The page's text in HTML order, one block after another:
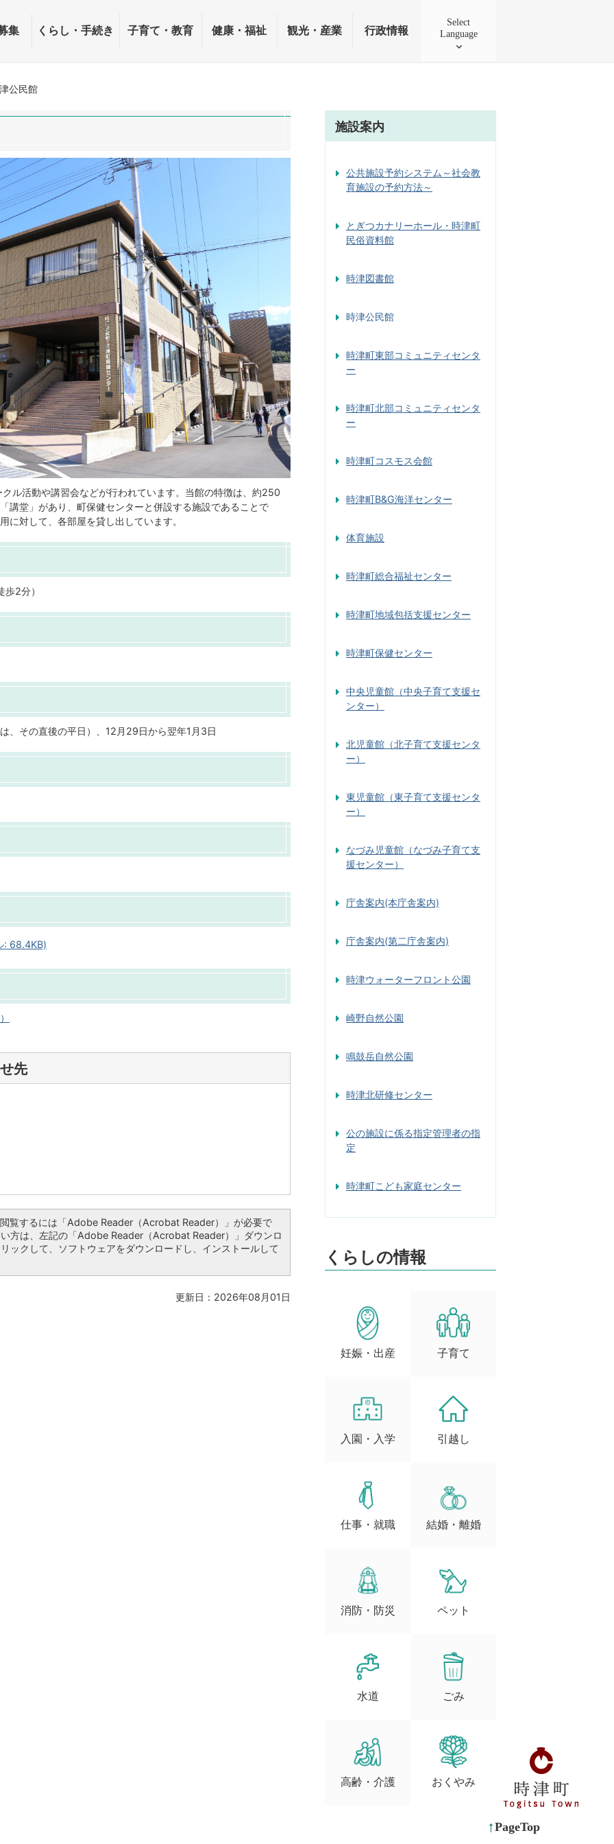
集 くらし・手続き 子育て・教育 健康・福祉 観光・産業 行政情報
Select
Language
公民館
ル活動や講習会などが行われています。当館の特徴は、約250
講堂」があり、町保健センターと併設する施設であることで
に対して、各部屋を貸し出しています。
2分）
、その直後の平日）、12月29日から翌年1月3日
: 68.4KB)
先
覧するには「Adobe Reader（Acrobat Reader）」が必要で
方は、左記の「Adobe Reader（Acrobat Reader）」ダウンロ
ックして、ソフトウェアをダウンロードし、インストールして
更新日：2026年08月01日
施設案内
公共施設予約システム～社会教
育施設の予約方法～
とぎつカナリーホール・時津町
民俗資料館
時津図書館
時津公民館
時津町東部コミュニティセンタ
ー
時津町北部コミュニティセンタ
ー
時津町コスモス会館
時津町B&G海洋センター
体育施設
時津町総合福祉センター
時津町地域包括支援センター
時津町保健センター
中央児童館（中央子育て支援セ
ンター）
北児童館（北子育て支援センタ
ー）
東児童館（東子育て支援センタ
ー）
なづみ児童館（なづみ子育て支
援センター）
庁舎案内(本庁舎案内)
庁舎案内(第二庁舎案内)
時津ウォーターフロント公園
崎野自然公園
鳴鼓岳自然公園
時津北研修センター
公の施設に係る指定管理者の指
定
時津町こども家庭センター
くらしの情報
妊娠・出産 子育て
入園・入学 引越し
仕事・就職 結婚・離婚
消防・防災 ペット
水道 ごみ
高齢・介護 おくやみ
PageTop